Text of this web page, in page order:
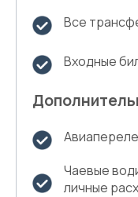
Все
Входные
Чаевые
личные